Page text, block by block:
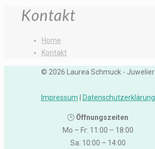
Kontakt
Home
Kontakt
© 2026 Laurea Schmuck - Juwelier
Impressum Datenschutzerklärung
🕒 Öffnungszeiten
Mo – Fr: 11:00 – 18:00
Sa: 10:00 – 14:00